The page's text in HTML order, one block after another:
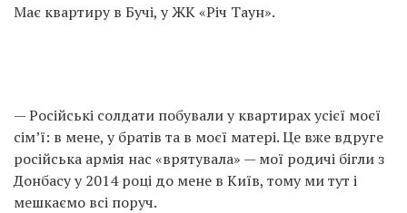
Має квартиру в Бучі, у ЖК «Річ Таун».
— Російські солдати побували у квартирах усієї моєї
сім’ї: в мене, у братів та в моєї матері. Це вже вдруге
російська армія нас «врятувала» — мої родичі бігли з
Донбасу у 2014 році до мене в Київ, тому ми тут і
мешкаємо всі поруч.